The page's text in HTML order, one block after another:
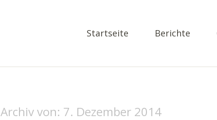
Startseite Berichte
Archiv von: 7. Dezember 2014